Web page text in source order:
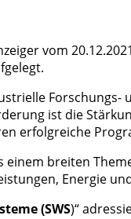
vom
Forschungs-
ist die
erfolgreiche
einem breiten
Energie
(SWS)“